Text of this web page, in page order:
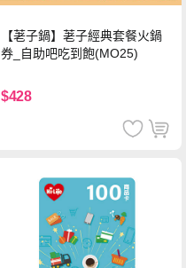
【荖子鍋】荖子經典套餐火鍋
券_自助吧吃到飽(MO25)
$428